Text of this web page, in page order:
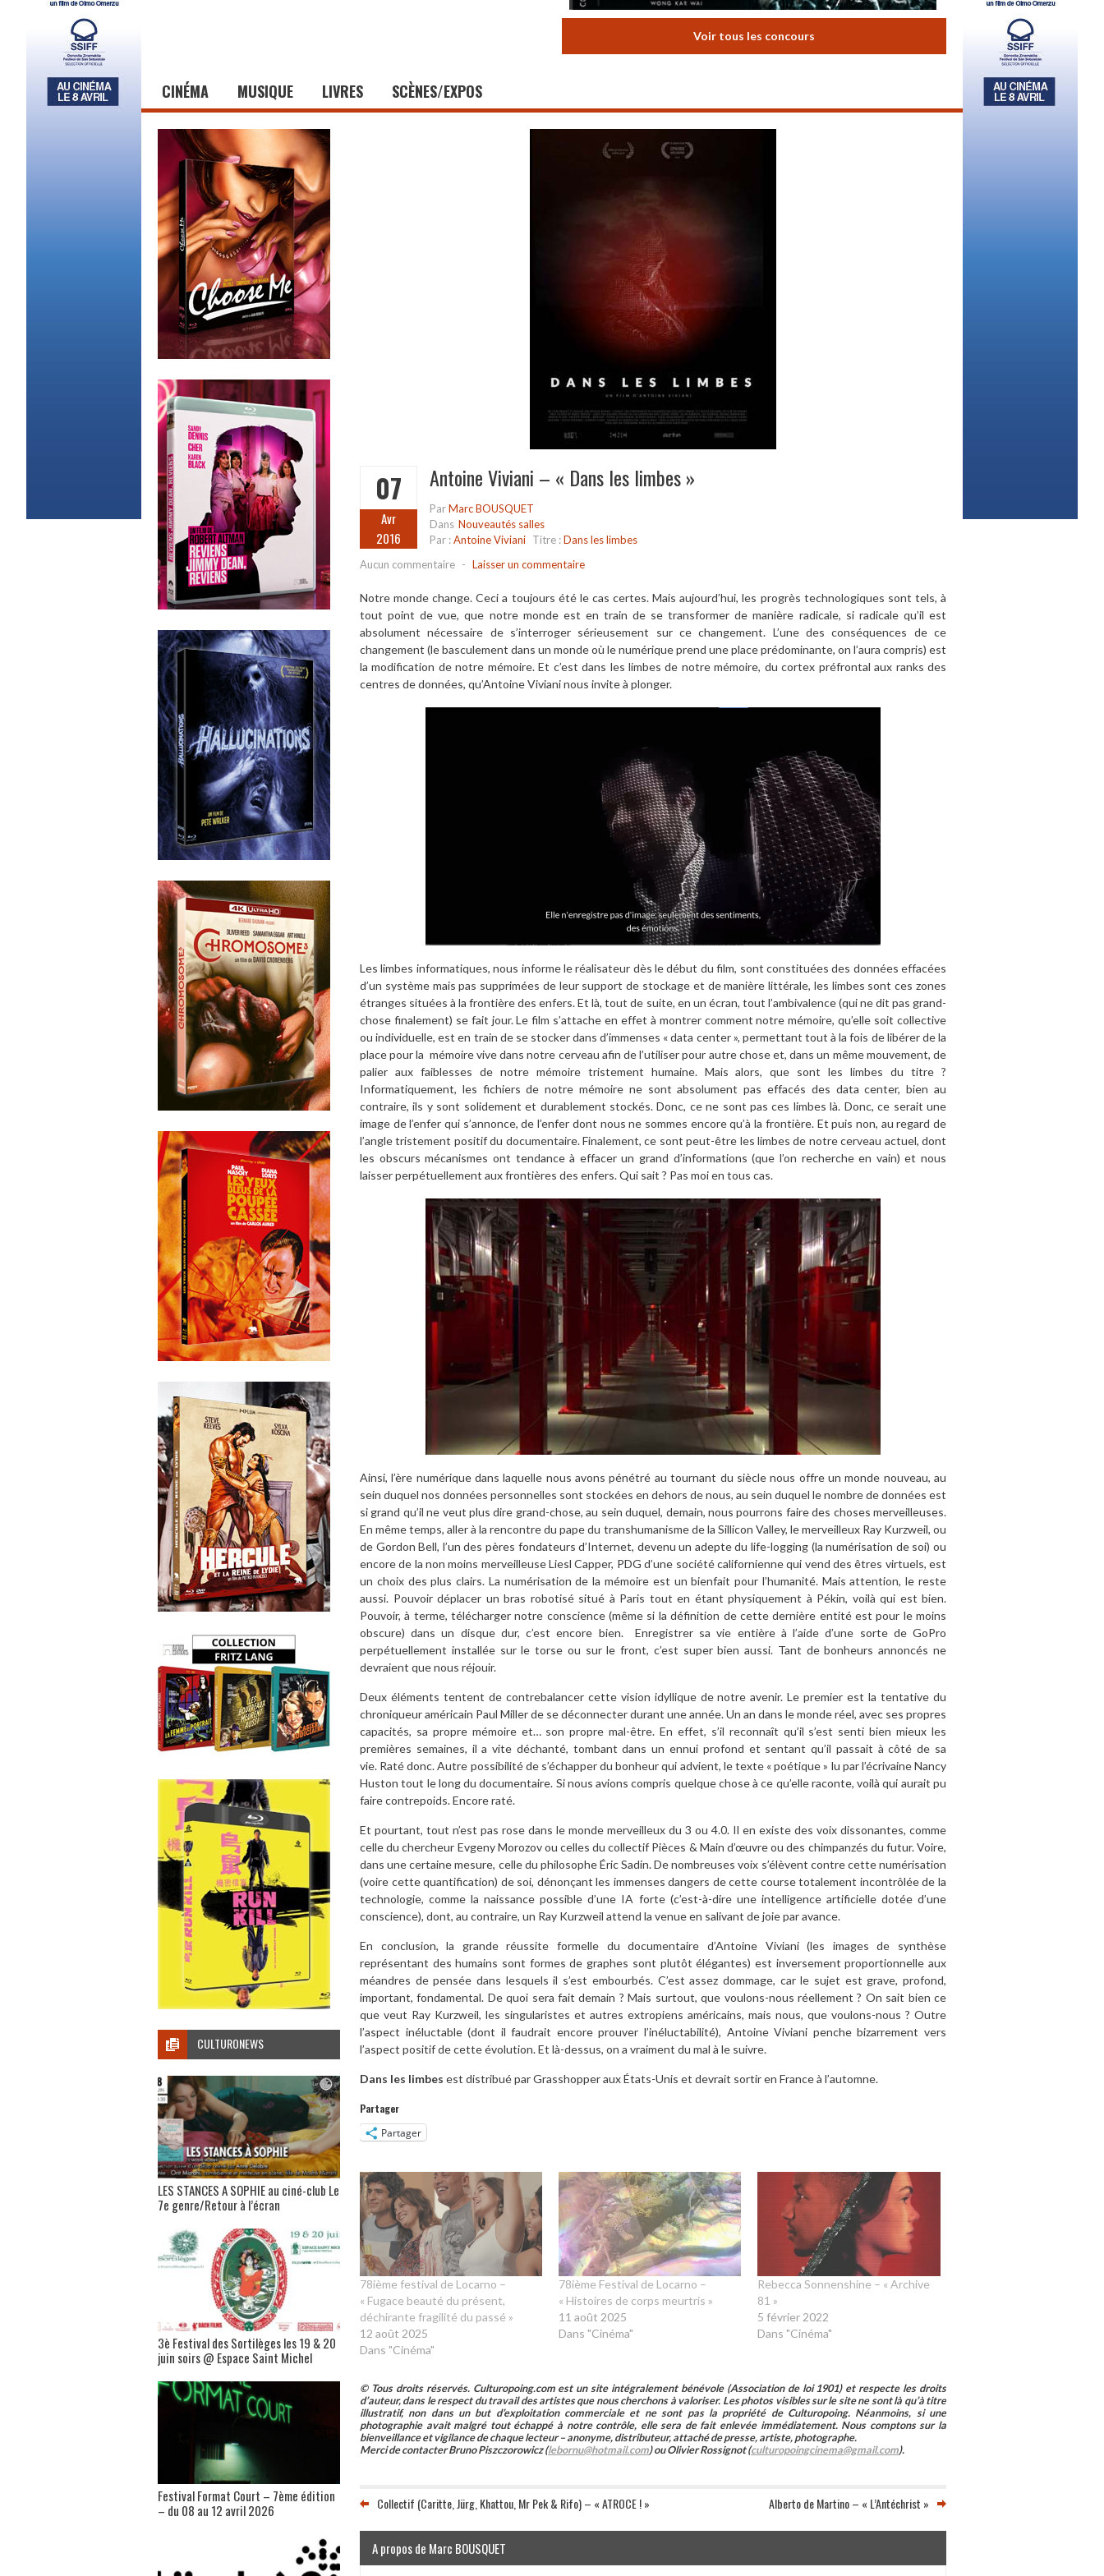
Voir tous les concours
CINÉMA MUSIQUE LIVRES SCÈNES/EXPOS
07
Avr
2016
Antoine Viviani – « Dans les limbes »
ParMarc BOUSQUET
Dans Nouveautés salles
Par :Antoine Viviani Titre :Dans les limbes
Aucun commentaire - Laisser un commentaire
Notre monde change. Ceci a toujours été le cas certes. Mais aujourd’hui, les progrès technologiques sont tels, à
tout point de vue, que notre monde est en train de se transformer de manière radicale, si radicale qu’il est
absolument nécessaire de s’interroger sérieusement sur ce changement. L’une des conséquences de ce
changement (le basculement dans un monde où le numérique prend une place prédominante, on l’aura compris) est
la modification de notre mémoire. Et c’est dans les limbes de notre mémoire, du cortex préfrontal aux ranks des
centres de données, qu’Antoine Viviani nous invite à plonger.
Les limbes informatiques, nous informe le réalisateur dès le début du film, sont constituées des données effacées
d’un système mais pas supprimées de leur support de stockage et de manière littérale, les limbes sont ces zones
étranges situées à la frontière des enfers. Et là, tout de suite, en un écran, tout l’ambivalence (qui ne dit pas grand-
chose finalement) se fait jour. Le film s’attache en effet à montrer comment notre mémoire, qu’elle soit collective
ou individuelle, est en train de se stocker dans d’immenses « data center », permettant tout à la fois de libérer de la
place pour la mémoire vive dans notre cerveau afin de l’utiliser pour autre chose et, dans un même mouvement, de
palier aux faiblesses de notre mémoire tristement humaine. Mais alors, que sont les limbes du titre ?
Informatiquement, les fichiers de notre mémoire ne sont absolument pas effacés des data center, bien au
contraire, ils y sont solidement et durablement stockés. Donc, ce ne sont pas ces limbes là. Donc, ce serait une
image de l’enfer qui s’annonce, de l’enfer dont nous ne sommes encore qu’à la frontière. Et puis non, au regard de
l’angle tristement positif du documentaire. Finalement, ce sont peut-être les limbes de notre cerveau actuel, dont
les obscurs mécanismes ont tendance à effacer un grand d’informations (que l’on recherche en vain) et nous
laisser perpétuellement aux frontières des enfers. Qui sait ? Pas moi en tous cas.
Ainsi, l’ère numérique dans laquelle nous avons pénétré au tournant du siècle nous offre un monde nouveau, au
sein duquel nos données personnelles sont stockées en dehors de nous, au sein duquel le nombre de données est
si grand qu’il ne veut plus dire grand-chose, au sein duquel, demain, nous pourrons faire des choses merveilleuses.
En même temps, aller à la rencontre du pape du transhumanisme de la Sillicon Valley, le merveilleux Ray Kurzweil, ou
de Gordon Bell, l’un des pères fondateurs d’Internet, devenu un adepte du life-logging (la numérisation de soi) ou
encore de la non moins merveilleuse Liesl Capper, PDG d’une société californienne qui vend des êtres virtuels, est
un choix des plus clairs. La numérisation de la mémoire est un bienfait pour l’humanité. Mais attention, le reste
aussi. Pouvoir déplacer un bras robotisé situé à Paris tout en étant physiquement à Pékin, voilà qui est bien.
Pouvoir, à terme, télécharger notre conscience (même si la définition de cette dernière entité est pour le moins
obscure) dans un disque dur, c’est encore bien. Enregistrer sa vie entière à l’aide d’une sorte de GoPro
perpétuellement installée sur le torse ou sur le front, c’est super bien aussi. Tant de bonheurs annoncés ne
devraient que nous réjouir.
Deux éléments tentent de contrebalancer cette vision idyllique de notre avenir. Le premier est la tentative du
chroniqueur américain Paul Miller de se déconnecter durant une année. Un an dans le monde réel, avec ses propres
capacités, sa propre mémoire et… son propre mal-être. En effet, s’il reconnaît qu’il s’est senti bien mieux les
premières semaines, il a vite déchanté, tombant dans un ennui profond et sentant qu’il passait à côté de sa
vie. Raté donc. Autre possibilité de s’échapper du bonheur qui advient, le texte « poétique » lu par l’écrivaine Nancy
Huston tout le long du documentaire. Si nous avions compris quelque chose à ce qu’elle raconte, voilà qui aurait pu
faire contrepoids. Encore raté.
Et pourtant, tout n’est pas rose dans le monde merveilleux du 3 ou 4.0. Il en existe des voix dissonantes, comme
celle du chercheur Evgeny Morozov ou celles du collectif Pièces & Main d’œuvre ou des chimpanzés du futur. Voire,
dans une certaine mesure, celle du philosophe Éric Sadin. De nombreuses voix s’élèvent contre cette numérisation
(voire cette quantification) de soi, dénonçant les immenses dangers de cette course totalement incontrôlée de la
technologie, comme la naissance possible d’une IA forte (c’est-à-dire une intelligence artificielle dotée d’une
conscience), dont, au contraire, un Ray Kurzweil attend la venue en salivant de joie par avance.
En conclusion, la grande réussite formelle du documentaire d’Antoine Viviani (les images de synthèse
représentant des humains sont formes de graphes sont plutôt élégantes) est inversement proportionnelle aux
méandres de pensée dans lesquels il s’est embourbés. C’est assez dommage, car le sujet est grave, profond,
important, fondamental. De quoi sera fait demain ? Mais surtout, que voulons-nous réellement ? On sait bien ce
que veut Ray Kurzweil, les singularistes et autres extropiens américains, mais nous, que voulons-nous ? Outre
l’aspect inéluctable (dont il faudrait encore prouver l’inéluctabilité), Antoine Viviani penche bizarrement vers
l’aspect positif de cette évolution. Et là-dessus, on a vraiment du mal à le suivre.
Dans les limbes est distribué par Grasshopper aux États-Unis et devrait sortir en France à l’automne.
Partager
Partager
78ième festival de Locarno –
« Fugace beauté du présent,
déchirante fragilité du passé »
12 août 2025
Dans "Cinéma"
78ième Festival de Locarno –
« Histoires de corps meurtris »
11 août 2025
Dans "Cinéma"
Rebecca Sonnenshine – « Archive
81 »
5 février 2022
Dans "Cinéma"
© Tous droits réservés. Culturopoing.com est un site intégralement bénévole (Association de loi 1901) et respecte les droits
d’auteur, dans le respect du travail des artistes que nous cherchons à valoriser. Les photos visibles sur le site ne sont là qu’à titre
illustratif, non dans un but d’exploitation commerciale et ne sont pas la propriété de Culturopoing. Néanmoins, si une
photographie avait malgré tout échappé à notre contrôle, elle sera de fait enlevée immédiatement. Nous comptons sur la
bienveillance et vigilance de chaque lecteur – anonyme, distributeur, attaché de presse, artiste, photographe.
Merci de contacter Bruno Piszczorowicz (lebornu@hotmail.com) ou Olivier Rossignot (culturopoingcinema@gmail.com).
Collectif (Caritte, Jürg, Khattou, Mr Pek & Rifo) – « ATROCE ! » Alberto de Martino – « L’Antéchrist »
A propos de Marc BOUSQUET
CULTURONEWS
LES STANCES A SOPHIE au ciné-club Le
7e genre/Retour à l’écran
3è Festival des Sortilèges les 19 & 20
juin soirs @ Espace Saint Michel
Festival Format Court – 7ème édition
– du 08 au 12 avril 2026